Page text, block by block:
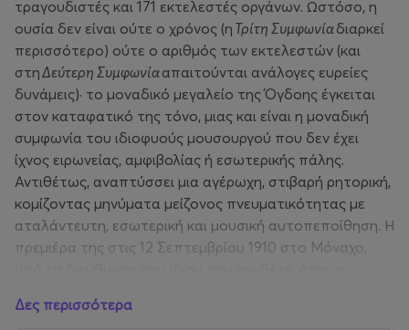
τραγουδιστές και 171 εκτελεστές οργάνων. Ωστόσο, η
ουσία δεν είναι ούτε ο χρόνος (η Τρίτη Συμφωνίαδιαρκεί
περισσότερο) ούτε ο αριθμός των εκτελεστών (και
στηΔεύτερη Συμφωνίααπαιτούνται ανάλογες ευρείες
δυνάμεις)· το μοναδικό μεγαλείο της Όγδοης έγκειται
στον καταφατικό της τόνο, μιας και είναι η μοναδική
συμφωνία του ιδιοφυούς μουσουργού που δεν έχει
ίχνος ειρωνείας, αμφιβολίας ή εσωτερικής πάλης.
Αντιθέτως, αναπτύσσει μια αγέρωχη, στιβαρή ρητορική,
κομίζοντας μηνύματα μείζονος πνευματικότητας με
αταλάντευτη, εσωτερική και μουσική αυτοπεποίθηση. Η
πρεμιέρα της στις 12 Σεπτεμβρίου 1910 στο Μόναχο,
μήνες πριν από τον θάνατό του. Ο ίδιος αναγνώρισε
Δες περισσότερα